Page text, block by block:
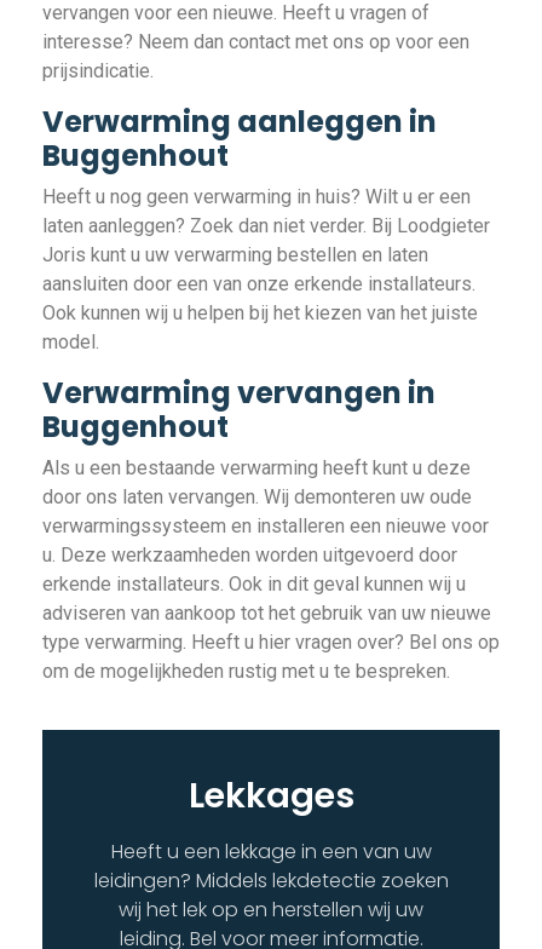
vervangen voor een nieuwe. Heeft u vragen of
interesse? Neem dan contact met ons op voor een
prijsindicatie.
Verwarming aanleggen in
Buggenhout
Heeft u nog geen verwarming in huis? Wilt u er een
laten aanleggen? Zoek dan niet verder. Bij Loodgieter
Joris kunt u uw verwarming bestellen en laten
aansluiten door een van onze erkende installateurs.
Ook kunnen wij u helpen bij het kiezen van het juiste
model.
Verwarming vervangen in
Buggenhout
Als u een bestaande verwarming heeft kunt u deze
door ons laten vervangen. Wij demonteren uw oude
verwarmingssysteem en installeren een nieuwe voor
u. Deze werkzaamheden worden uitgevoerd door
erkende installateurs. Ook in dit geval kunnen wij u
adviseren van aankoop tot het gebruik van uw nieuwe
type verwarming. Heeft u hier vragen over? Bel ons op
om de mogelijkheden rustig met u te bespreken.
Lekkages
Heeft u een lekkage in een van uw
leidingen? Middels lekdetectie zoeken
wij het lek op en herstellen wij uw
leiding. Bel voor meer informatie.